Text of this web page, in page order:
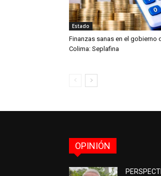
Estado
Finanzas sanas en el gobierno
Colima: Seplafina
OPINIÓN